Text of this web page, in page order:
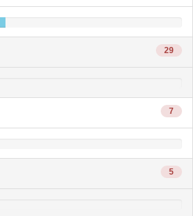
29
7
5